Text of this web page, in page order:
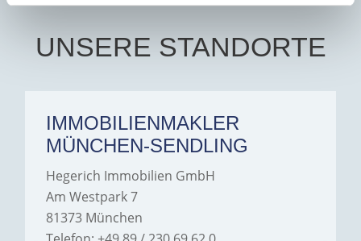
UNSERE STANDORTE
IMMOBILIENMAKLER
MÜNCHEN-SENDLING
Hegerich Immobilien GmbH
Am Westpark 7
81373 München